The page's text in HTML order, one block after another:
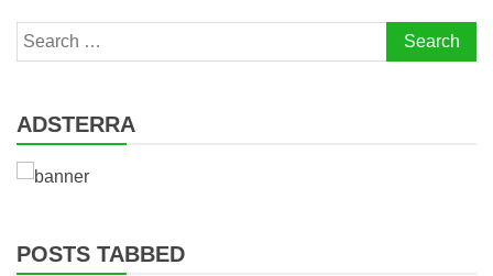
Search
for:
ADSTERRA
POSTS TABBED